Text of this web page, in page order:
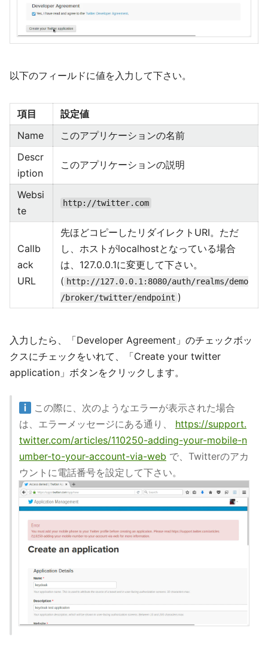
以下のフィールドに値を入力して下さい。
項目
設定値
Name
このアプリケーションの名前
Descr
iption
このアプリケーションの説明
Websi
te
http://twitter.com
Callb
ack
URL
先ほどコピーしたリダイレクトURI。ただ
し、ホストがlocalhostとなっている場合
は、127.0.0.1に変更して下さい。
( http://127.0.0.1:8080/auth/realms/demo
/broker/twitter/endpoint )
入力したら、「Developer Agreement」のチェックボッ
クスにチェックをいれて、「Create your twitter
application」ボタンをクリックします。
この際に、次のようなエラーが表示された場合
は、エラーメッセージにある通り、 https://support.
twitter.com/articles/110250-adding-your-mobile-n
umber-to-your-account-via-web で、Twitterのアカ
ウントに電話番号を設定して下さい。